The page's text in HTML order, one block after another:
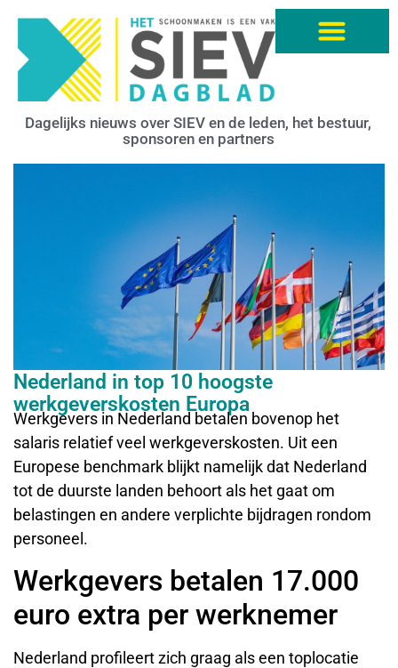
Dagelijks nieuws over SIEV en de leden, het bestuur,
sponsoren en partners
Nederland in top 10 hoogste
werkgeverskosten Europa
Werkgevers in Nederland betalen bovenop het
salaris relatief veel werkgeverskosten. Uit een
Europese benchmark blijkt namelijk dat Nederland
tot de duurste landen behoort als het gaat om
belastingen en andere verplichte bijdragen rondom
personeel.
Werkgevers betalen 17.000
euro extra per werknemer
Nederland profileert zich graag als een toplocatie